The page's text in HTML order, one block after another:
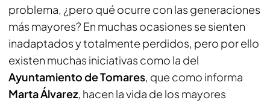
problema, ¿pero qué ocurre con las generaciones
más mayores? En muchas ocasiones se sienten
inadaptados y totalmente perdidos, pero por ello
existen muchas iniciativas como la del
Ayuntamiento de Tomares, que como informa
Marta Álvarez, hacen la vida de los mayores